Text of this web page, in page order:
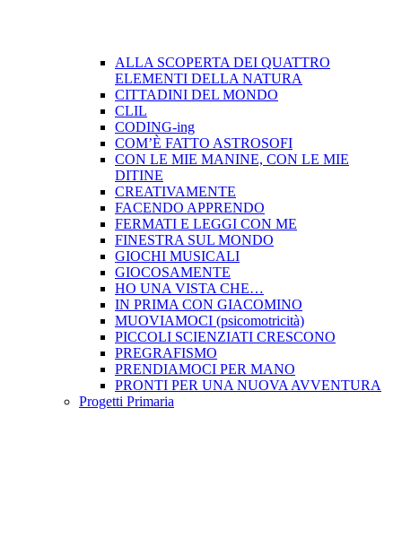
ALLA SCOPERTA DEI QUATTRO
ELEMENTI DELLA NATURA
CITTADINI DEL MONDO
CLIL
CODING-ing
COM’È FATTO ASTROSOFI
CON LE MIE MANINE, CON LE MIE
DITINE
CREATIVAMENTE
FACENDO APPRENDO
FERMATI E LEGGI CON ME
FINESTRA SUL MONDO
GIOCHI MUSICALI
GIOCOSAMENTE
HO UNA VISTA CHE…
IN PRIMA CON GIACOMINO
MUOVIAMOCI (psicomotricità)
PICCOLI SCIENZIATI CRESCONO
PREGRAFISMO
PRENDIAMOCI PER MANO
PRONTI PER UNA NUOVA AVVENTURA
Progetti Primaria